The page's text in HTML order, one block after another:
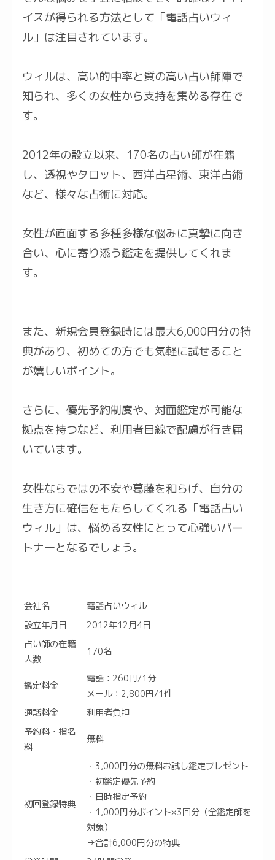
イスが得られる方法として「電話占いウィ
ル」は注目されています。
ウィルは、高い的中率と質の高い占い師陣で
知られ、多くの女性から支持を集める存在で
す。
2012年の設立以来、170名の占い師が在籍
し、透視やタロット、西洋占星術、東洋占術
など、様々な占術に対応。
女性が直面する多種多様な悩みに真摯に向き
合い、心に寄り添う鑑定を提供してくれま
す。
また、新規会員登録時には最大6,000円分の特
典があり、初めての方でも気軽に試せること
が嬉しいポイント。
さらに、優先予約制度や、対面鑑定が可能な
拠点を持つなど、利用者目線で配慮が行き届
いています。
女性ならではの不安や葛藤を和らげ、自分の
生き方に確信をもたらしてくれる「電話占い
ウィル」は、悩める女性にとって心強いパー
トナーとなるでしょう。
会社名
電話占いウィル
設立年月日
2012年12月4日
占い師の在籍
人数
170名
鑑定料金
電話：260円/1分
メール：2,800円/1件
通話料金
利用者負担
予約料・指名
料
無料
初回登録特典
・3,000円分の無料お試し鑑定プレゼント
・初鑑定優先予約
・日時指定予約
・1,000円分ポイント×3回分（全鑑定師を
対象）
→合計6,000円分の特典